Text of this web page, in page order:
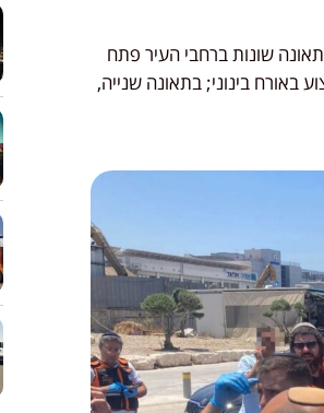
שונות ברחבי העיר פתח
באורח בינוני; בתאונה שנייה,